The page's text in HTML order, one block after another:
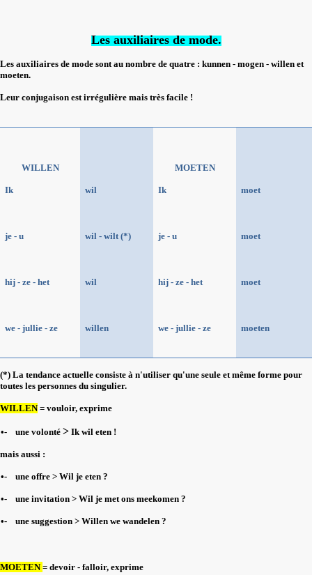
Les auxiliaires de mode.
Les auxiliaires de mode sont au nombre de quatre : kunnen - mogen - willen et
moeten.
Leur conjugaison est irrégulière mais très facile !
WILLEN MOETEN
Ik wil Ik moet
je - u wil - wilt (*) je - u moet
hij - ze - het wil hij - ze - het moet
we - jullie - ze willen we - jullie - ze moeten
(*) La tendance actuelle consiste à n'utiliser qu'une seule et même forme pour
toutes les personnes du singulier.
WILLEN= vouloir, exprime
•- une volonté> Ik wil eten !
mais aussi :
•- une offre > Wil je eten ?
•- une invitation > Wil je met ons meekomen ?
•- une suggestion> Willen we wandelen ?
MOETEN= devoir - falloir, exprime